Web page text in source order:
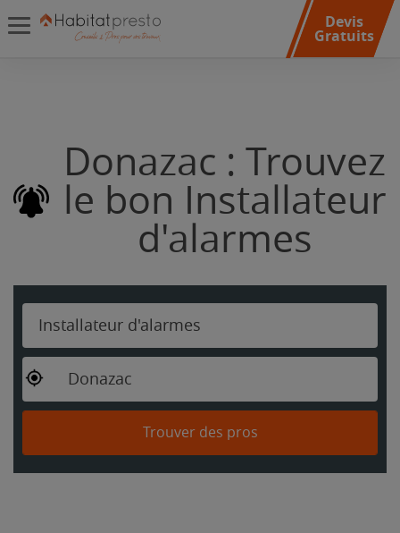
Devis
Gratuits
Donazac : Trouvez
le bon Installateur
d'alarmes
Installateur d'alarmes
Donazac
Trouver des pros